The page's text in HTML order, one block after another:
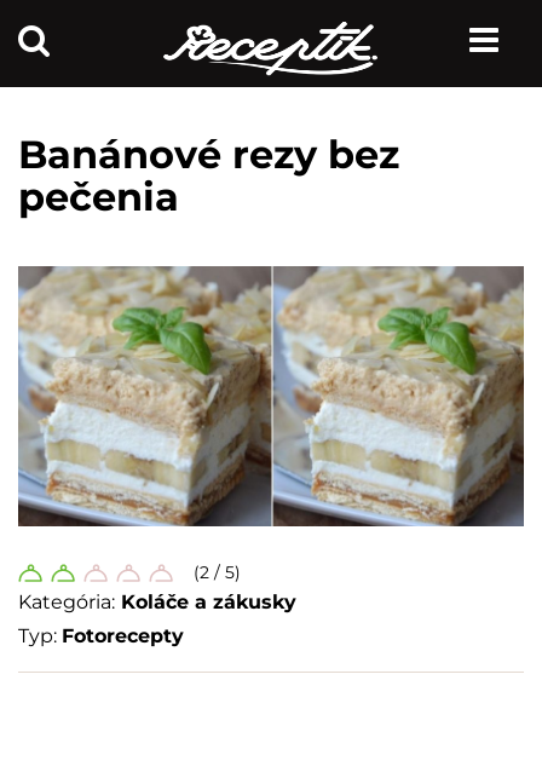
Banánové rezy bez
pečenia
(2 / 5)
Kategória: Koláče a zákusky
Typ: Fotorecepty